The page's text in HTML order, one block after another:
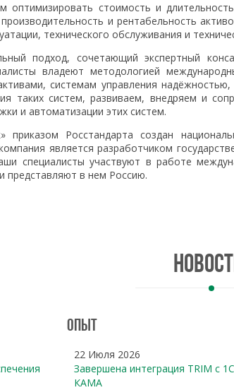
оптимизировать стоимость и
и рентабельность
технического обслуживания и
подход, сочетающий экспертный
владеют методологией
системам управления
таких систем, развиваем, внедряем и
и автоматизации этих систем.
Росстандарта создан
является разработчиком
специалисты участвуют в работе
представляют в нем Россию.
Опыт
22 Июля 2026
Завершена интеграция TRIM с
КАМА